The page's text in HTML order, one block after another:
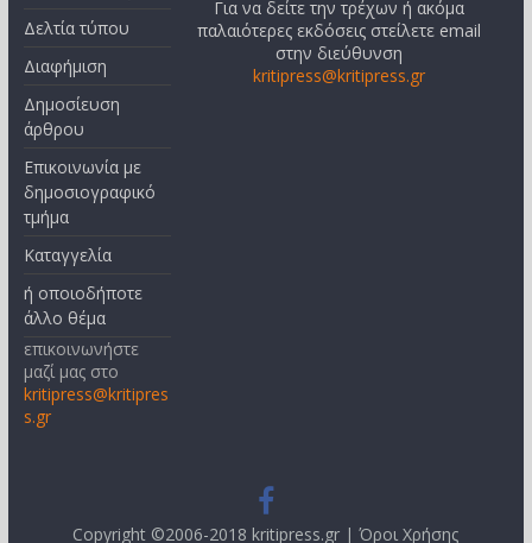
Δελτία τύπου
Διαφήμιση
Δημοσίευση
άρθρου
Επικοινωνία με
δημοσιογραφικό
τμήμα
Καταγγελία
ή οποιοδήποτε
άλλο θέμα
επικοινωνήστε
μαζί μας στο
kritipress@kritipres
s.gr
Για να δείτε την τρέχων ή ακόμα
παλαιότερες εκδόσεις στείλετε email
στην διεύθυνση
kritipress@kritipress.gr
Copyright ©2006-2018 kritipress.gr |Όροι Χρήσης